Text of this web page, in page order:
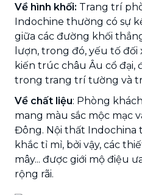
Về hình khối: Trang trí
Indochine thường có sự
giữa các đường khối
lượn, trong đó, yếu tố
kiến trúc châu Âu cổ
trong trang trí tường và
Về chất liệu: Phòng
mang màu sắc mộc mạc
Đông. Nội thất Indochina
khắc tỉ mỉ, bởi vậy, các
mây... được giới mộ điệu
rộng rãi.